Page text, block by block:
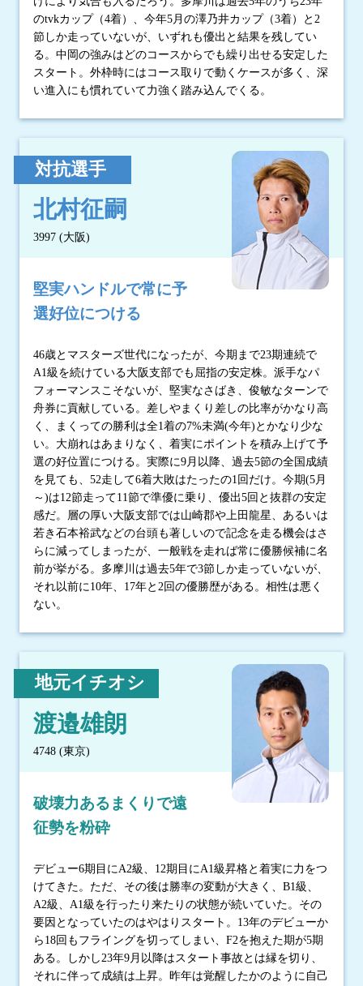
のtvkカップ（4着）、今年5月の澤乃井カップ（3着）と2
節しか走っていないが、いずれも優出と結果を残してい
る。中岡の強みはどのコースからでも繰り出せる安定した
スタート。外枠時にはコース取りで動くケースが多く、深
い進入にも慣れていて力強く踏み込んでくる。
対抗選手
北村征嗣
3997 (大阪)
堅実ハンドルで常に予
選好位につける
46歳とマスターズ世代になったが、今期まで23期連続で
A1級を続けている大阪支部でも屈指の安定株。派手なパ
フォーマンスこそないが、堅実なさばき、俊敏なターンで
舟券に貢献している。差しやまくり差しの比率がかなり高
く、まくっての勝利は全1着の7%未満(今年)とかなり少な
い。大崩れはあまりなく、着実にポイントを積み上げて予
選の好位置につける。実際に9月以降、過去5節の全国成績
を見ても、52走して6着大敗はたったの1回だけ。今期(5月
～)は12節走って11節で準優に乗り、優出5回と抜群の安定
感だ。層の厚い大阪支部では山崎郡や上田龍星、あるいは
若き石本裕武などの台頭も著しいので記念を走る機会はさ
らに減ってしまったが、一般戦を走れば常に優勝候補に名
前が挙がる。多摩川は過去5年で3節しか走っていないが、
それ以前に10年、17年と2回の優勝歴がある。相性は悪く
ない。
地元イチオシ
渡邉雄朗
4748 (東京)
破壊力あるまくりで遠
征勢を粉砕
デビュー6期目にA2級、12期目にA1級昇格と着実に力をつ
けてきた。ただ、その後は勝率の変動が大きく、B1級、
A2級、A1級を行ったり来たりの状態が続いていた。その
要因となっていたのはやはりスタート。13年のデビューか
ら18回もフライングを切ってしまい、F2を抱えた期が5期
ある。しかし23年9月以降はスタート事故とは縁を切り、
それに伴って成績は上昇。昨年は覚醒したかのように自己